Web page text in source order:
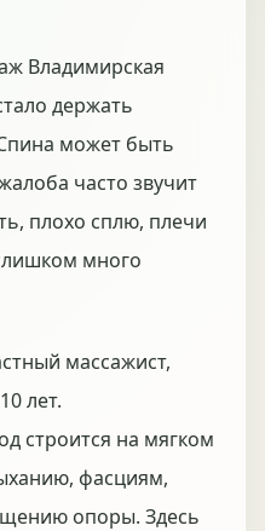
Владимирская
держать
может быть
часто звучит
плохо сплю, плечи
много
массажист,
лет.
строится на мягком
фасциям,
опоры. Здесь